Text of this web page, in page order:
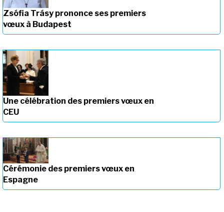
Zsófia Trásy prononce ses premiers
vœux à Budapest
Une célébration des premiers vœux en
CEU
Cérémonie des premiers vœux en
Espagne